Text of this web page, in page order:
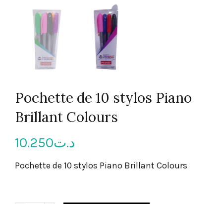
Pochette de 10 stylos Piano
Brillant Colours
د.ت10.250
Pochette de 10 stylos Piano Brillant Colours